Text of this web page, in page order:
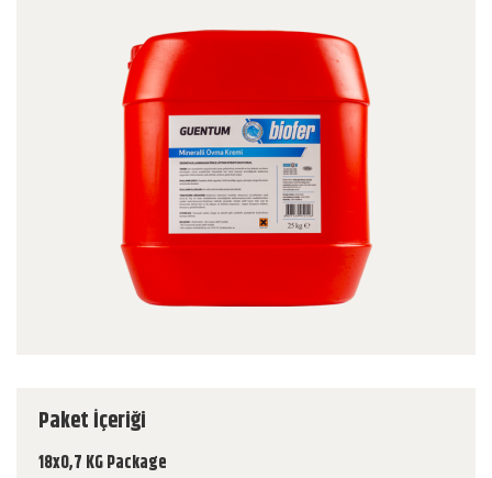
Paket İçeriği
18x0,7 KG Package